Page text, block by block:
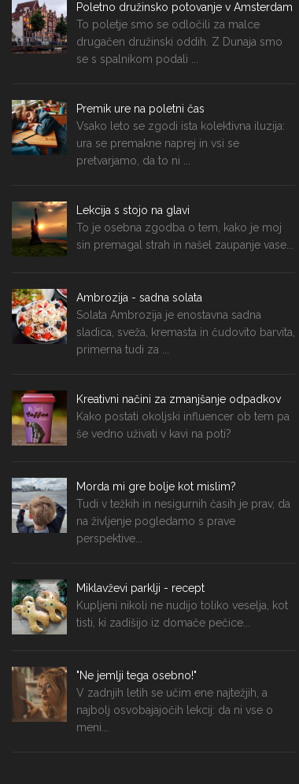
Poletno družinsko potovanje v Amsterdam
To poletje smo se odločili za malce
drugačen družinski oddih. Z Dunaja smo
se s spalnikom podali ...
Premik ure na poletni čas
Vsako leto se zgodi ista kolektivna iluzija:
ura se premakne naprej in vsi se
pretvarjamo, da to ni ...
Lekcija s stojo na glavi
To je osebna zgodba o tem, kako je moj
sin premagal strah in našel zaupanje vase...
Ambrozija - sadna solata
Solata Ambrozija je enostavna sadna
sladica, sveža, kremasta in čudovito barvita,
primerna tudi za ...
Kreativni načini za zmanjšanje odpadkov
Kako postati okoljski influencer ob tem pa
še vedno uživati v kavi na poti?
Morda mi gre bolje kot mislim?
Tudi v težkih in nesigurnih časih je prav, da
na življenje pogledamo s prave
perspektive...
Miklavževi parklji - recept
Kupljeni nikoli ne nudijo toliko veselja, kot
tisti, ki zadišijo iz domače pečice...
"Ne jemlji tega osebno!"
V zadnjih letih se učim ene najtežjih, a
najbolj osvobajajočih lekcij: da ni vse o
meni...